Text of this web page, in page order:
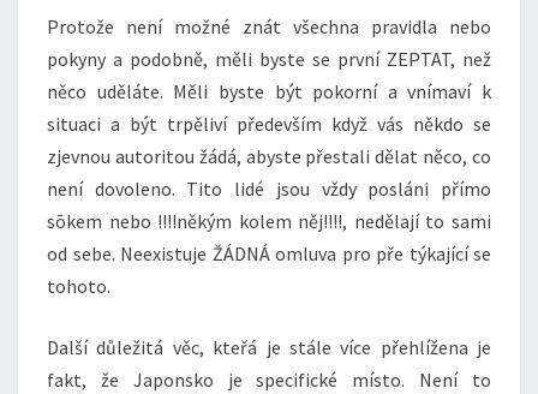
Protože není možné znát všechna pravidla nebo
pokyny a podobně, měli byste se první ZEPTAT, než
něco uděláte. Měli byste být pokorní a vnímaví k
situaci a být trpěliví především když vás někdo se
zjevnou autoritou žádá, abyste přestali dělat něco, co
není dovoleno. Tito lidé jsou vždy posláni přímo
sōkem nebo !!!!někým kolem něj!!!!, nedělají to sami
od sebe. Neexistuje ŽÁDNÁ omluva pro pře týkající se
tohoto.
Další důležitá věc, kteřá je stále více přehlížena je
fakt, že Japonsko je specifické místo. Není to